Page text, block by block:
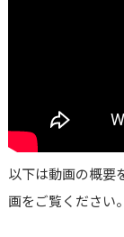
以下は動画の概要
画をご覧ください。